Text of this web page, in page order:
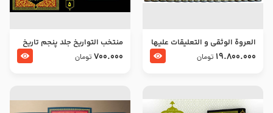
العروة الوثقى و التعليقات عليها
– طرح جدید
19.800.000 تومان
منتخب التواریخ جلد پنجم تاریخ
امام جعفر صادق و امام موسی
700.000 تومان